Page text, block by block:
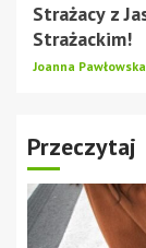
Strażacy z
Strażackim!
Joanna Pawłowska
Przeczytaj